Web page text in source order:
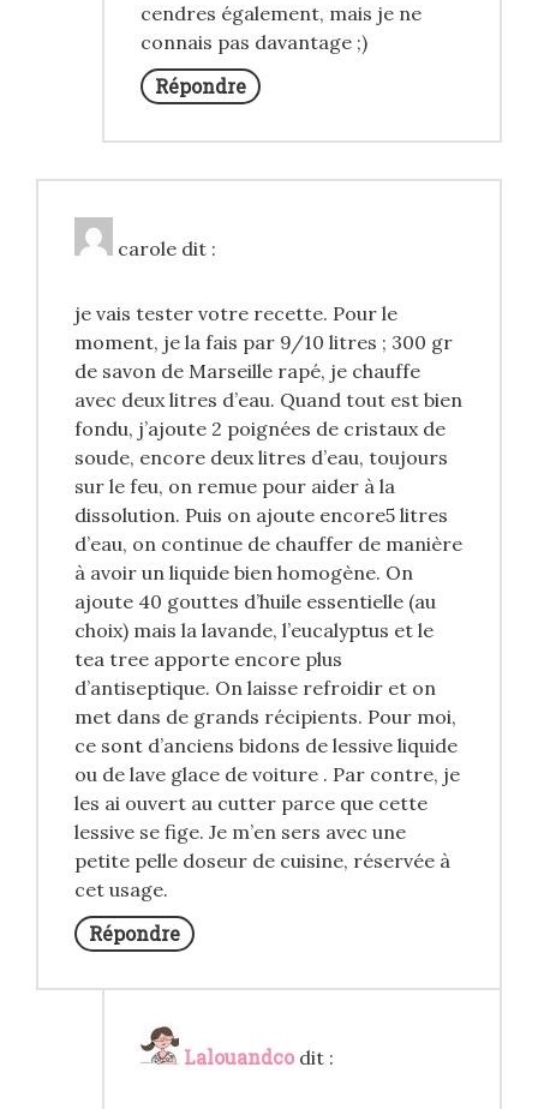
cendres également, mais je ne
connais pas davantage ;)
Répondre
carole dit :
je vais tester votre recette. Pour le
moment, je la fais par 9/10 litres ; 300 gr
de savon de Marseille rapé, je chauffe
avec deux litres d’eau. Quand tout est bien
fondu, j’ajoute 2 poignées de cristaux de
soude, encore deux litres d’eau, toujours
sur le feu, on remue pour aider à la
dissolution. Puis on ajoute encore5 litres
d’eau, on continue de chauffer de manière
à avoir un liquide bien homogène. On
ajoute 40 gouttes d’huile essentielle (au
choix) mais la lavande, l’eucalyptus et le
tea tree apporte encore plus
d’antiseptique. On laisse refroidir et on
met dans de grands récipients. Pour moi,
ce sont d’anciens bidons de lessive liquide
ou de lave glace de voiture . Par contre, je
les ai ouvert au cutter parce que cette
lessive se fige. Je m’en sers avec une
petite pelle doseur de cuisine, réservée à
cet usage.
Répondre
Lalouandco dit :